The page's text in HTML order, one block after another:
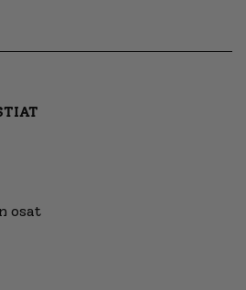
osat